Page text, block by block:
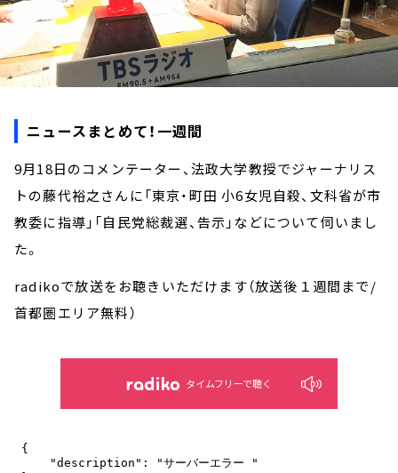
ニュースまとめて！一週間
9月18日のコメンテーター、法政大学教授でジャーナリス
トの藤代裕之さんに「東京・町田 小6女児自殺、文科省が市
教委に指導」「自民党総裁選、告示」などについて伺いまし
た。
radikoで放送をお聴きいただけます（放送後１週間まで/
首都圏エリア無料）
タイムフリーで聴く